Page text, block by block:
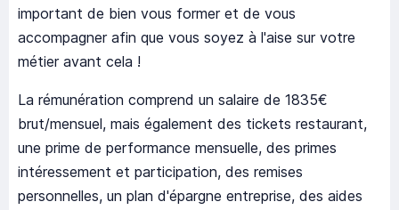
important de bien vous former et de vous
accompagner afin que vous soyez à l'aise sur votre
métier avant cela !
La rémunération comprend un salaire de 1835€
brut/mensuel, mais également des tickets restaurant,
une prime de performance mensuelle, des primes
intéressement et participation, des remises
personnelles, un plan d'épargne entreprise, des aides